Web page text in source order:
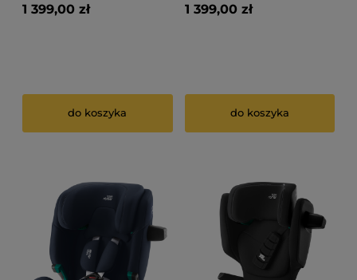
1 399,00 zł
do koszyka
1 399,00 zł
do koszyka